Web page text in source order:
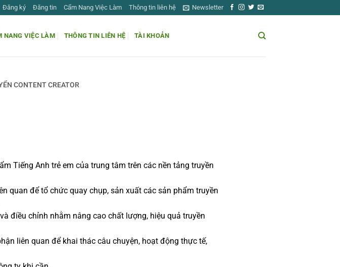
Đăng ký Đăng tin Cẩm Nang Việc Làm Thông tin liên hệ Newsletter
NANG VIỆC LÀM THÔNG TIN LIÊN HỆ TÀI KHOẢN
CONTENT CREATOR
Tiếng Anh trẻ em của trung tâm trên các nền tảng truyền
quan để tổ chức quay chụp, sản xuất các sản phẩm truyền
điều chỉnh nhằm nâng cao chất lượng, hiệu quả truyền
liên quan để khai thác câu chuyện, hoạt động thực tế,